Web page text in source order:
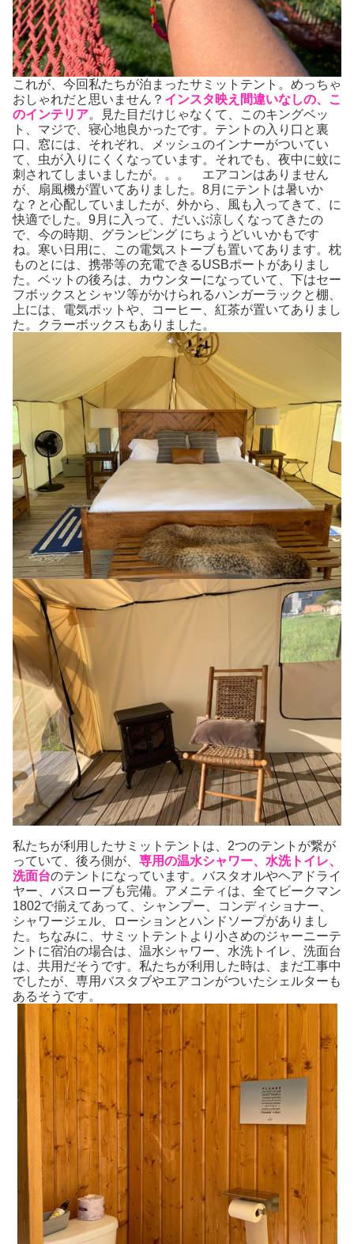
これが、今回私たちが泊まったサミットテント。めっちゃ
おしゃれだと思いません？ インスタ映え間違いなしの、こ
のインテリア。見た目だけじゃなくて、このキングベッ
ト、マジで、寝心地良かったです。テントの入り口と裏
口、窓には、それぞれ、メッシュのインナーがついてい
て、虫が入りにくくなっています。それでも、夜中に蚊に
刺されてしまいましたが。。。 エアコンはありません
が、扇風機が置いてありました。8月にテントは暑いか
な？と心配していましたが、外から、風も入ってきて、に
快適でした。9月に入って、だいぶ涼しくなってきたの
で、今の時期、グランピング にちょうどいいかもです
ね。寒い日用に、この電気ストーブも置いてあります。枕
ものとには、携帯等の充電できるUSBポートがありまし
た。ベットの後ろは、カウンターになっていて、下はセー
フボックスとシャツ等がかけられるハンガーラックと棚、
上には、電気ポットや、コーヒー、紅茶が置いてありまし
た。クラーボックスもありました。
私たちが利用したサミットテントは、2つのテントが繋が
っていて、後ろ側が、 専用の温水シャワー、水洗トイレ、
洗面台のテントになっています。バスタオルやヘアドライ
ヤー、バスローブも完備。アメニティは、全てビークマン
1802で揃えてあって、シャンプー、コンディショナー、
シャワージェル、ローションとハンドソープがありまし
た。ちなみに、サミットテントより小さめのジャーニーテ
ントに宿泊の場合は、温水シャワー、水洗トイレ、洗面台
は、共用だそうです。私たちが利用した時は、まだ工事中
でしたが、専用バスタブやエアコンがついたシェルターも
あるそうです。